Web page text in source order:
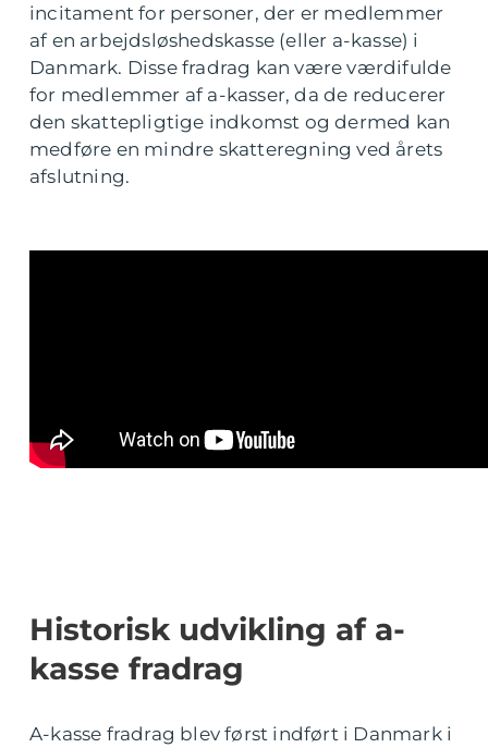
incitament for personer, der er medlemmer
af en arbejdsløshedskasse (eller a-kasse) i
Danmark. Disse fradrag kan være værdifulde
for medlemmer af a-kasser, da de reducerer
den skattepligtige indkomst og dermed kan
medføre en mindre skatteregning ved årets
afslutning.
Historisk udvikling af a-
kasse fradrag
A-kasse fradrag blev først indført i Danmark i